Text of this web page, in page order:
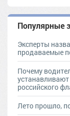
Популярные
Эксперты
продаваемые
Почему
российского
Лето прошло,